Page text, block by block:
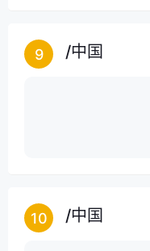
9 /中国
10 /中国